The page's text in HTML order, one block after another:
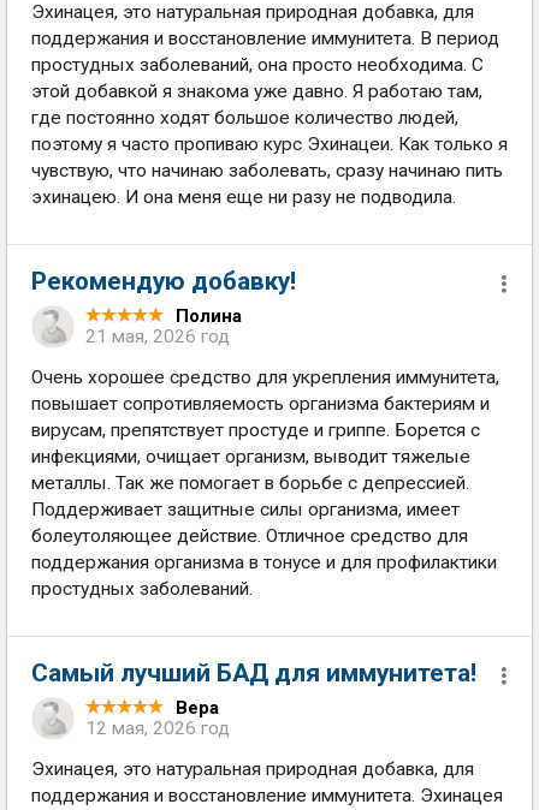
Эхинацея, это натуральная природная добавка, для
поддержания и восстановление иммунитета. В период
простудных заболеваний, она просто необходима. С
этой добавкой я знакома уже давно. Я работаю там,
где постоянно ходят большое количество людей,
поэтому я часто пропиваю курс Эхинацеи. Как только я
чувствую, что начинаю заболевать, сразу начинаю пить
эхинацею. И она меня еще ни разу не подводила.
Рекомендую добавку!
Полина
21 мая, 2026 год
Очень хорошее средство для укрепления иммунитета,
повышает сопротивляемость организма бактериям и
вирусам, препятствует простуде и гриппе. Борется с
инфекциями, очищает организм, выводит тяжелые
металлы. Так же помогает в борьбе с депрессией.
Поддерживает защитные силы организма, имеет
болеутоляющее действие. Отличное средство для
поддержания организма в тонусе и для профилактики
простудных заболеваний.
Самый лучший БАД для иммунитета!
Вера
12 мая, 2026 год
Эхинацея, это натуральная природная добавка, для
поддержания и восстановление иммунитета. Эхинацея